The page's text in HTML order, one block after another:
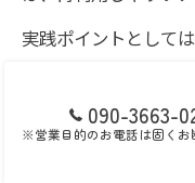
実践ポイントとして
こと、そして寄付や
に分けることが挙げ
は「古着 回収ボック
福祉団体やリサイク
090-3663-
※営業目的のお電話は固くお